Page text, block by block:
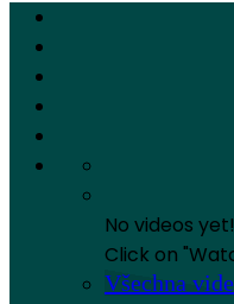
No videos yet!
Click on
Všechna